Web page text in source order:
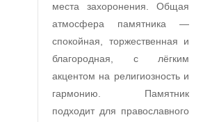
места захоронения. Общая
атмосфера памятника —
спокойная, торжественная и
благородная, с лёгким
акцентом на религиозность и
гармонию. Памятник
подходит для православного